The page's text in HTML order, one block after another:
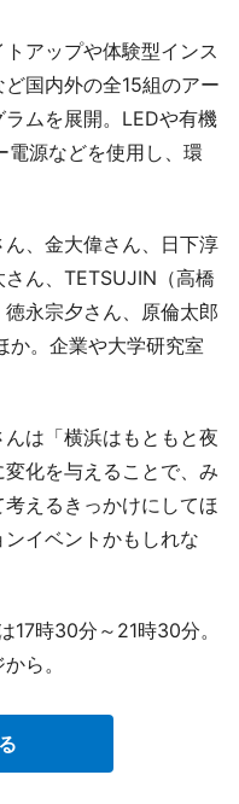
アップや体験型インス
国内外の全15組のアー
ムを展開。LEDや有機
電源などを使用し、環
、金大偉さん、日下淳
ん、TETSUJIN（高橋
永宗夕さん、原倫太郎
か。企業や大学研究室
は「横浜はもともと夜
化を与えることで、み
えるきっかけにしてほ
イベントかもしれな
時30分～21時30分。
ら。